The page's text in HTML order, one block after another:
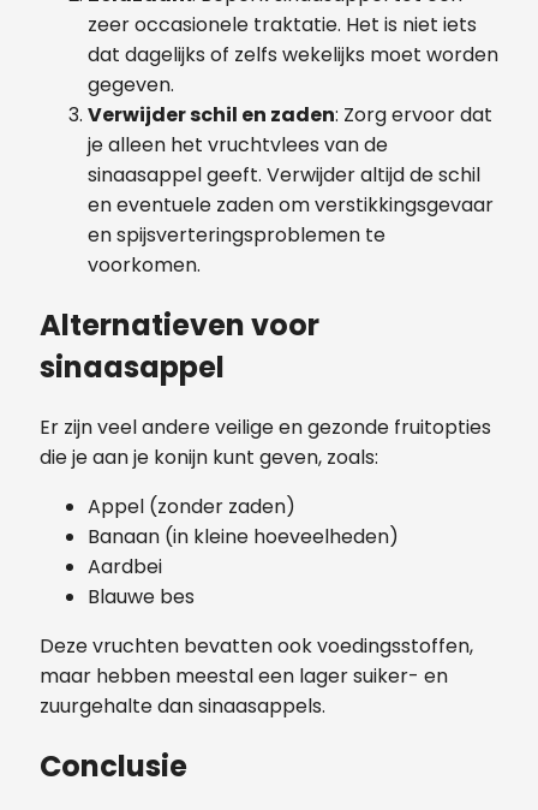
zeer occasionele traktatie. Het is niet iets
dat dagelijks of zelfs wekelijks moet worden
gegeven.
Verwijder schil en zaden: Zorg ervoor dat
je alleen het vruchtvlees van de
sinaasappel geeft. Verwijder altijd de schil
en eventuele zaden om verstikkingsgevaar
en spijsverteringsproblemen te
voorkomen.
Alternatieven voor
sinaasappel
Er zijn veel andere veilige en gezonde fruitopties
die je aan je konijn kunt geven, zoals:
Appel (zonder zaden)
Banaan (in kleine hoeveelheden)
Aardbei
Blauwe bes
Deze vruchten bevatten ook voedingsstoffen,
maar hebben meestal een lager suiker- en
zuurgehalte dan sinaasappels.
Conclusie